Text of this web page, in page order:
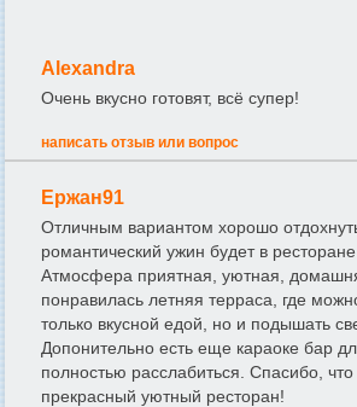
Alexandra
Очень вкусно готовят, всё супер!
написать отзыв или вопрос
Ержан91
Отличным вариантом хорошо
романтический ужин будет в
Атмосфера приятная, уютная,
понравилась летняя терраса, где
только вкусной едой, но и подышать
Допонительно есть еще караоке бар
полностью расслабиться. Спасибо,
прекрасный уютный ресторан!